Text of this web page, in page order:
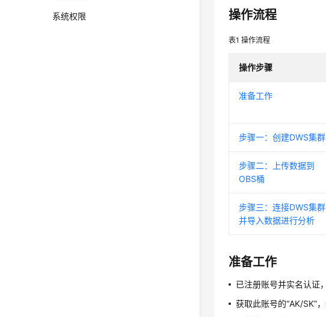
系统权限 操作流程
表1操作流程
操作步骤
准备工作
步骤一：创建DWS集群
步骤二：上传数据到
OBS桶
步骤三：连接DWS集群
并导入数据进行分析
准备工作
已注册账号并实名认证
获取此账号的“AK/SK”